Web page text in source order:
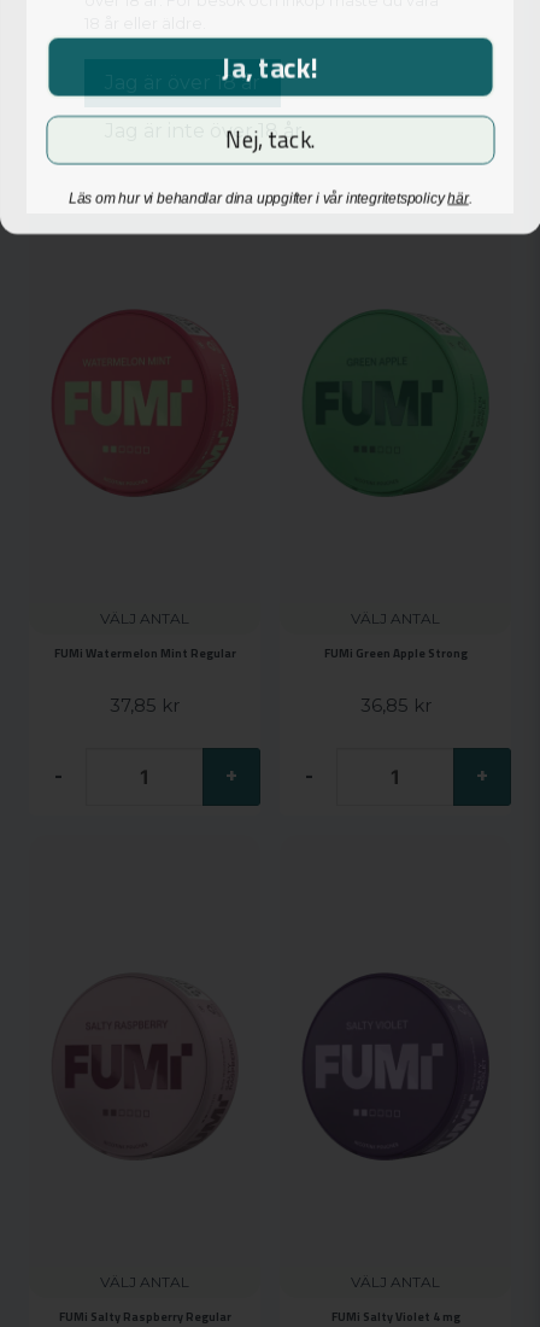
36,85 kr
- +
36,85 kr
Bevaka
VÄLJ ANTAL
FUMi Watermelon Mint Regular
37,85 kr
- +
VÄLJ ANTAL
FUMi Green Apple Strong
36,85 kr
- +
VÄLJ ANTAL
FUMi Salty Raspberry Regular
VÄLJ ANTAL
FUMi Salty Violet 4 mg
Jag är över 18 år
Jag är inte över 18 år
Ja, tack!
Nej, tack.
Läs om hur vi behandlar dina uppgifter i vår integritetspolicyhär.